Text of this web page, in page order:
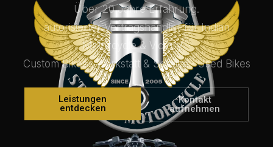
Über 20 Jahre Erfahrung.
autorisierter Vertragshändler für Indian
Motorcycle & Victory ·
Custom Bikes · Werkstatt & Service · Used Bikes
Leistungen
entdecken
Kontakt
aufnehmen